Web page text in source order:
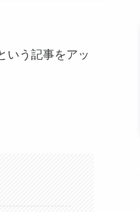
いう記事をアッ